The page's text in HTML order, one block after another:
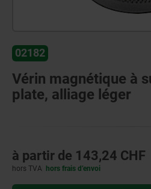
02182
Vérin magnétique à
plate, alliage léger
à partir de 143,24 CHF
hors TVA hors frais d’envoi